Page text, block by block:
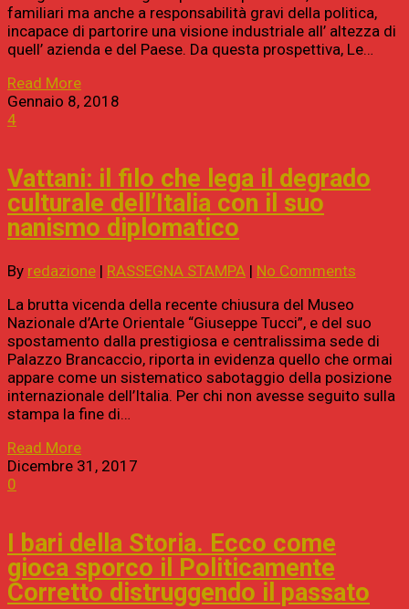
familiari ma anche a responsabilità gravi della politica,
incapace di partorire una visione industriale all’ altezza di
quell’ azienda e del Paese. Da questa prospettiva, Le…
Read More
Gennaio 8, 2018
4
Vattani: il filo che lega il degrado
culturale dell’Italia con il suo
nanismo diplomatico
By redazione | RASSEGNA STAMPA | No Comments
La brutta vicenda della recente chiusura del Museo
Nazionale d’Arte Orientale “Giuseppe Tucci”, e del suo
spostamento dalla prestigiosa e centralissima sede di
Palazzo Brancaccio, riporta in evidenza quello che ormai
appare come un sistematico sabotaggio della posizione
internazionale dell’Italia. Per chi non avesse seguito sulla
stampa la fine di…
Read More
Dicembre 31, 2017
0
I bari della Storia. Ecco come
gioca sporco il Politicamente
Corretto distruggendo il passato